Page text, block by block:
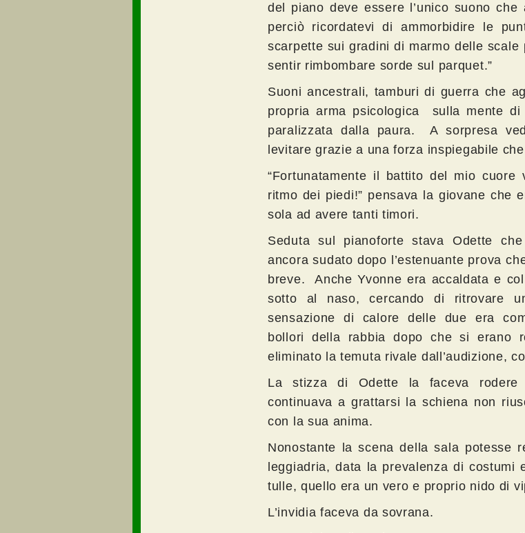
del piano deve essere l’unico suono
perciò ricordatevi di ammorbidire le
scarpette sui gradini di marmo delle scale
sentir rimbombare sorde sul parquet.”
Suoni ancestrali, tamburi di guerra che
propria arma psicologica sulla mente
paralizzata dalla paura. A sorpresa
levitare grazie a una forza inspiegabile
“Fortunatamente il battito del mio cuore
ritmo dei piedi!” pensava la giovane che
sola ad avere tanti timori.
Seduta sul pianoforte stava Odette
ancora sudato dopo l’estenuante prova
breve. Anche Yvonne era accaldata e
sotto al naso, cercando di ritrovare
sensazione di calore delle due era
bollori della rabbia dopo che si erano
eliminato la temuta rivale dall’audizione,
La stizza di Odette la faceva
continuava a grattarsi la schiena non
con la sua anima.
Nonostante la scena della sala potesse
leggiadria, data la prevalenza di costumi
tulle, quello era un vero e proprio nido di
L’invidia faceva da sovrana.